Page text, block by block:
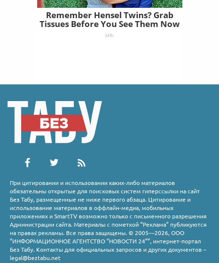
Remember Hensel Twins? Grab
Tissues Before You See Them Now
Mfh
При цитировании и использовании каких-либо материалов
обязательны открытые для поисковых систем гиперссылки на сайт
Без Табу, размещенные не ниже первого абзаца. Цитирование и
использование материалов в оффлайн-медиа, мобильных
приложениях и SmartTV возможно только с письменного разрешения
Администрации сайта. Материалы с пометкой “Реклама” публикуются
на правах рекламы. Все права защищены. © 2005—2026, ООО
“ИНФОРМАЦИОННОЕ АГЕНТСТВО “НОВОСТИ 24””, интернет-портал
Без Табу. Контакты для официальных запросов и других документов –
legal@beztabu.net